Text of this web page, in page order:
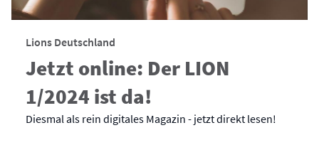
Lions Deutschland
Jetzt online: Der LION
1/2024 ist da!
Diesmal als rein digitales Magazin - jetzt direkt lesen!